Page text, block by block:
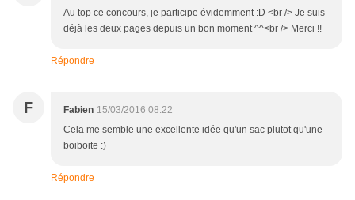
Au top ce concours, je participe évidemment :D <br /> Je suis
déjà les deux pages depuis un bon moment ^^<br /> Merci !!
Répondre
F Fabien 15/03/2016 08:22
Cela me semble une excellente idée qu'un sac plutot qu'une
boiboite :)
Répondre